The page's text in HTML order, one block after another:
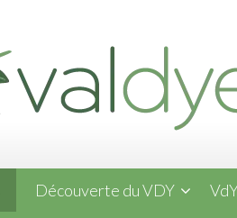
Découverte du VDY